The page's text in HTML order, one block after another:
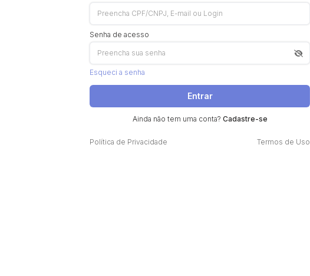
Senha de acesso
Esqueci a senha
Entrar
Ainda não tem uma conta? Cadastre-se
Política de Privacidade Termos de Uso